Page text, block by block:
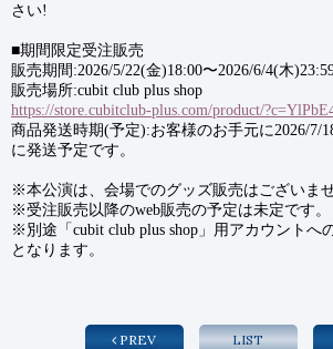
さい!
■期間限定受注販売
販売期間:2026/5/22(金)18:00〜2026/6/4(木
販売場所:cubit club plus shop
https://store.cubitclub-plus.com/product/
商品発送時期(予定):お客様のお手元に2026/7/
に発送予定です。
※本公演は、会場でのグッズ販売はございませ
※受注販売以降のweb販売の予定は未定です。
※別途「cubit club plus shop」用アカウントへ
となります。
PREV LIST